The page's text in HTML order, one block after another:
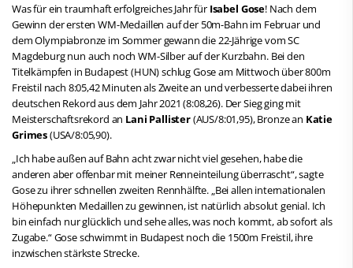
Was für ein traumhaft erfolgreiches Jahr für Isabel Gose! Nach dem
Gewinn der ersten WM-Medaillen auf der 50m-Bahn im Februar und
dem Olympiabronze im Sommer gewann die 22-Jährige vom SC
Magdeburg nun auch noch WM-Silber auf der Kurzbahn. Bei den
Titelkämpfen in Budapest (HUN) schlug Gose am Mittwoch über 800m
Freistil nach 8:05,42 Minuten als Zweite an und verbesserte dabei ihren
deutschen Rekord aus dem Jahr 2021 (8:08,26). Der Sieg ging mit
Meisterschaftsrekord an Lani Pallister(AUS/8:01,95), Bronze an Katie
Grimes(USA/8:05,90).
„Ich habe außen auf Bahn acht zwar nicht viel gesehen, habe die
anderen aber offenbar mit meiner Renneinteilung überrascht“, sagte
Gose zu ihrer schnellen zweiten Rennhälfte. „Bei allen internationalen
Höhepunkten Medaillen zu gewinnen, ist natürlich absolut genial. Ich
bin einfach nur glücklich und sehe alles, was noch kommt, ab sofort als
Zugabe.“ Gose schwimmt in Budapest noch die 1500m Freistil, ihre
inzwischen stärkste Strecke.